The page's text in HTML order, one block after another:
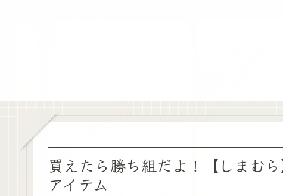
買えたら勝ち組だよ！【しまむ
アイテム